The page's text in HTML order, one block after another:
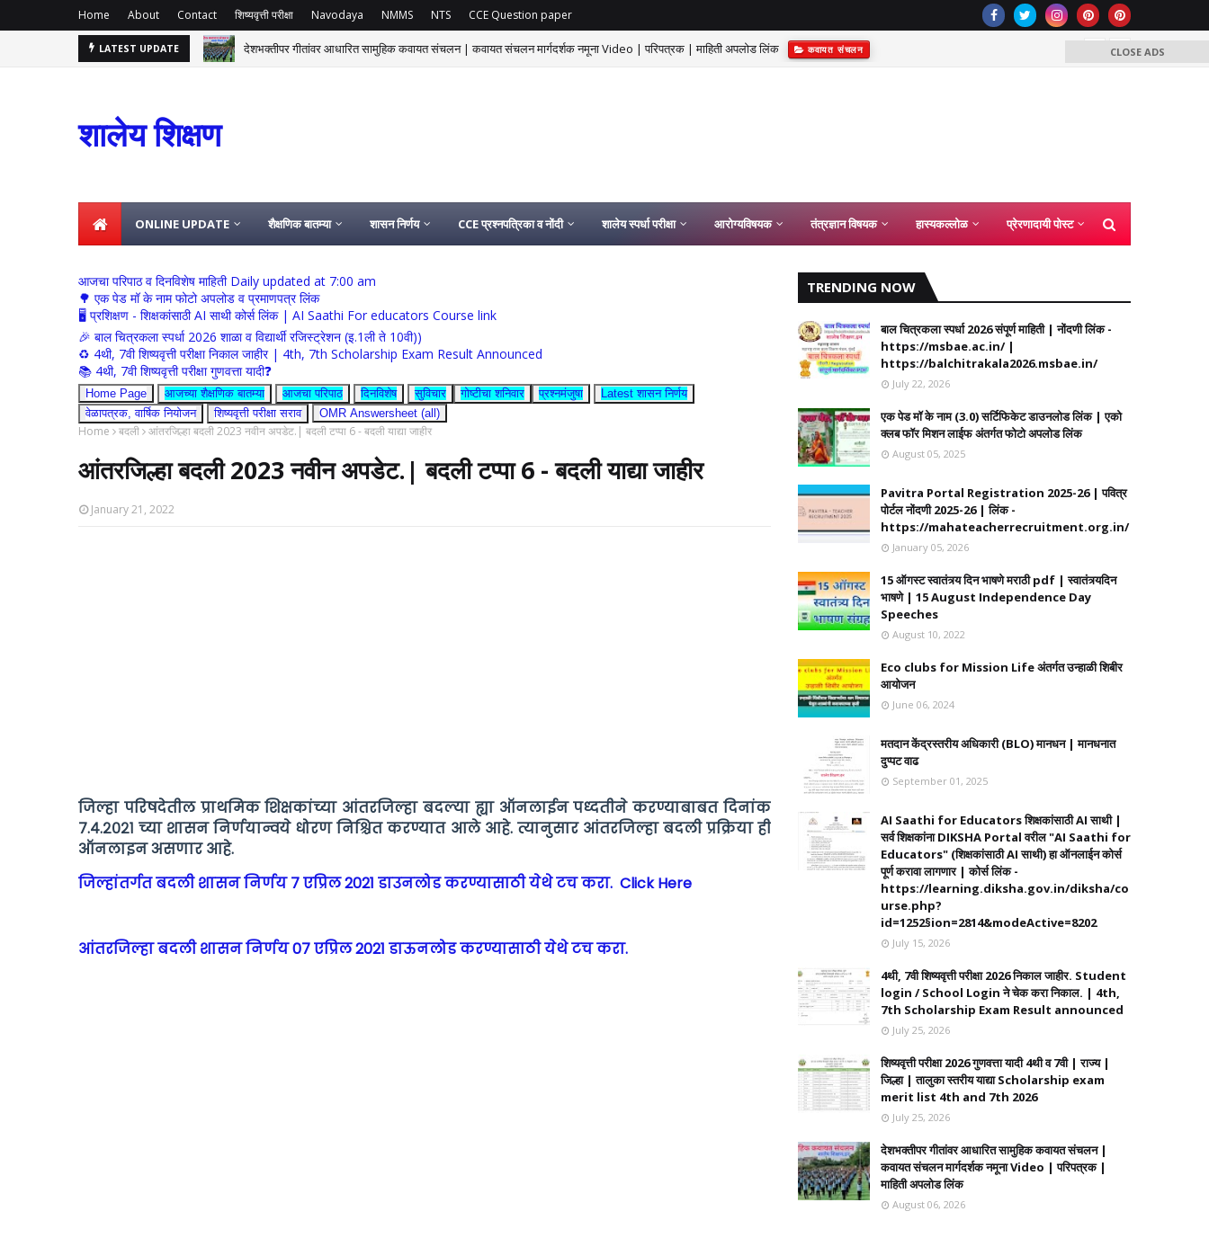
Home About Contact शिष्यवृत्ती परीक्षा Navodaya NMMS NTS CCE Question paper
LATEST UPDATE देशभक्तीपर गीतांवर आधारित सामुहिक कवायत संचलन | कवायत संचलन मार्गदर्शक नमूना Video | परिपत्रक | माहिती अपलोड लिंक कवायत संचलन
शालेय शिक्षण
ONLINE UPDATE शैक्षणिक बातम्या शासन निर्णय CCE प्रश्नपत्रिका व नोंदी शालेय स्पर्धा परीक्षा आरोग्यविषयक तंत्रज्ञान विषयक हास्यकल्लोळ प्रेरणादायी पोस्ट
आजचा परिपाठ व दिनविशेष माहिती Daily updated at 7:00 am
🌳 एक पेड मॉ के नाम फोटो अपलोड व प्रमाणपत्र लिंक
🖥 प्रशिक्षण - शिक्षकांसाठी AI साथी कोर्स लिंक | AI Saathi For educators Course link
🎉 बाल चित्रकला स्पर्धा 2026 शाळा व विद्यार्थी रजिस्ट्रेशन (इ.1ली ते 10वी))
♻️ 4थी, 7वी शिष्यवृत्ती परीक्षा निकाल जाहीर | 4th, 7th Scholarship Exam Result Announced
📚 4थी, 7वी शिष्यवृत्ती परीक्षा गुणवत्ता यादी❓
Home Page आजच्या शैक्षणिक बातम्या आजचा परिपाठ दिनविशेष सुविचार गोष्टीचा शनिवार प्रश्नमंजुषा
Latest शासन निर्णय
वेळापत्रक, वार्षिक नियोजन
शिष्यवृत्ती परीक्षा सराव OMR Answersheet (all)
Home बदली आंतरजिल्हा बदली 2023 नवीन अपडेट.| बदली टप्पा 6 - बदली याद्या जाहीर
आंतरजिल्हा बदली 2023 नवीन अपडेट.| बदली टप्पा 6 - बदली याद्या जाहीर
January 21, 2022
जिल्हा परिषदेतील प्राथमिक शिक्षकांच्या आंतरजिल्हा बदल्या ह्या ऑनलाईन पध्दतीने करण्याबाबत दिनांक
७.४.२०२१ च्या शासन निर्णयान्वये धोरण निश्चित करण्यात आले आहे. त्यानुसार आंतरजिल्हा बदली प्रक्रिया ही
ऑनलाइन असणार आहे.
जिल्हांतर्गत बदली शासन निर्णय 7 एप्रिल 2021 डाउनलोड करण्यासाठी येथे टच करा. Click Here
आंतरजिल्हा बदली शासन निर्णय 07 एप्रिल 2021 डाऊनलोड करण्यासाठी येथे टच करा.
TRENDING NOW
बाल चित्रकला स्पर्धा 2026 संपूर्ण माहिती | नोंदणी लिंक -
https://msbae.ac.in/ |
https://balchitrakala2026.msbae.in/
July 22, 2026
एक पेड मॉ के नाम (3.0) सर्टिफिकेट डाउनलोड लिंक | एको
क्लब फॉर मिशन लाईफ अंतर्गत फोटो अपलोड लिंक
August 05, 2025
Pavitra Portal Registration 2025-26 | पवित्र
पोर्टल नोंदणी 2025-26 | लिंक -
https://mahateacherrecruitment.org.in/
January 05, 2026
15 ऑगस्ट स्वातंत्र्य दिन भाषणे मराठी pdf | स्वातंत्र्यदिन
भाषणे | 15 August Independence Day
Speeches
August 10, 2022
Eco clubs for Mission Life अंतर्गत उन्हाळी शिबीर
आयोजन
June 06, 2024
मतदान केंद्रस्तरीय अधिकारी (BLO) मानधन | मानधनात
दुप्पट वाढ
September 01, 2025
AI Saathi for Educators शिक्षकांसाठी AI साथी |
सर्व शिक्षकांना DIKSHA Portal वरील "AI Saathi for
Educators" (शिक्षकांसाठी AI साथी) हा ऑनलाईन कोर्स
पूर्ण करावा लागणार | कोर्स लिंक -
https://learning.diksha.gov.in/diksha/co
urse.php?
id=1252§ion=2814&modeActive=8202
July 15, 2026
4थी, 7वी शिष्यवृत्ती परीक्षा 2026 निकाल जाहीर. Student
login / School Login ने चेक करा निकाल. | 4th,
7th Scholarship Exam Result announced
July 25, 2026
शिष्यवृत्ती परीक्षा 2026 गुणवत्ता यादी 4थी व 7वी | राज्य |
जिल्हा | तालुका स्तरीय याद्या Scholarship exam
merit list 4th and 7th 2026
July 25, 2026
देशभक्तीपर गीतांवर आधारित सामुहिक कवायत संचलन |
कवायत संचलन मार्गदर्शक नमूना Video | परिपत्रक |
माहिती अपलोड लिंक
August 06, 2026
CLOSE ADS